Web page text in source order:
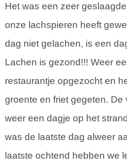
Het was een zeer
onze lachspieren heeft
dag niet gelachen, is een
Lachen is gezond!!! Weer
restaurantje opgezocht en
groente en friet gegeten.
weer een dagje op het
was de laatste dag alweer
laatste ochtend hebben we